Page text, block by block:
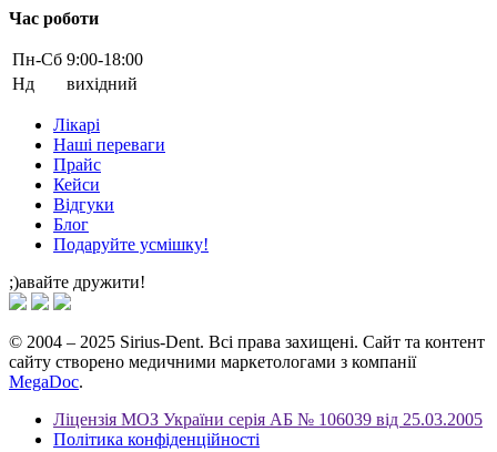
Час роботи
Пн-Cб 9:00-18:00
Нд
вихідний
Лікарі
Наші переваги
Прайс
Кейси
Відгуки
Блог
Подаруйте усмішку!
;)авайте дружити!
© 2004 – 2025 Sirius-Dent. Всі права захищені. Сайт та контент
сайту створено медичними маркетологами з компанії
MegaDoc.
Ліцензія МОЗ України серія АБ № 106039 від 25.03.2005
Політика конфіденційності